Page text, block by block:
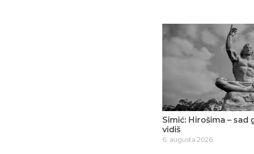
Simić: Hirošima – sad
vidiš
6. augusta 2026.